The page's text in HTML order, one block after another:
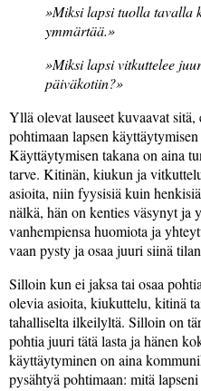
Miksi lapsi tuolla tavalla
ymmärtää.
Miksi lapsi vitkuttelee
päiväkotiin?
Yllä olevat lauseet kuvaavat
pohtimaan lapsen
Käyttäytymisen takana on aina
tarve. Kitinän, kiukun ja
asioita, niin fyysisiä kuin
nälkä, hän on kenties väsynyt ja
vanhempiensa huomiota ja
vaan pysty ja osaa juuri siinä
Silloin kun ei jaksa tai osaa
olevia asioita, kiukuttelu, kitinä
tahalliselta ilkeilyltä. Silloin on
pohtia juuri tätä lasta ja hänen
käyttäytyminen on aina
pysähtyä pohtimaan: mitä